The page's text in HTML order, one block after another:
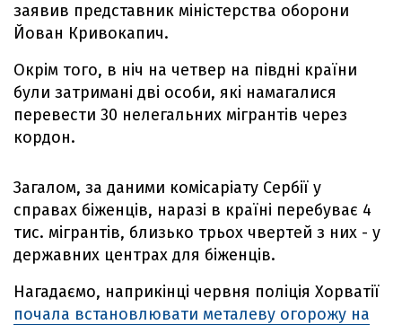
заявив представник міністерства оборони
Йован Кривокапич.
Окрім того, в ніч на четвер на півдні країни
були затримані дві особи, які намагалися
перевести 30 нелегальних мігрантів через
кордон.
Загалом, за даними комісаріату Сербії у
справах біженців, наразі в країні перебуває 4
тис. мігрантів, близько трьох чвертей з них - у
державних центрах для біженців.
Нагадаємо, наприкінці червня поліція Хорватії
почала встановлювати металеву огорожу на